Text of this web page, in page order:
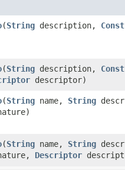
​(String description,
​(String description,
descriptor)
​(String name, String
​(String name, String
Descriptor